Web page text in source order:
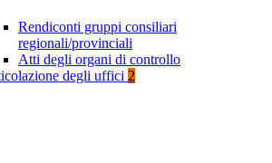
Rendiconti gruppi consiliari
regionali/provinciali
Atti degli organi di controllo
degli uffici 2